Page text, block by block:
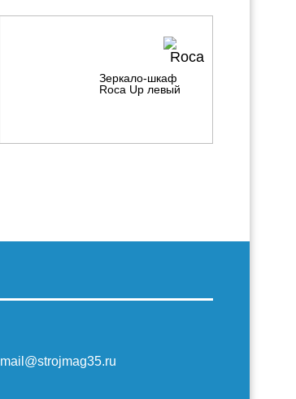
Зеркало-шкаф
Roca Up левый
mail@strojmag35.ru